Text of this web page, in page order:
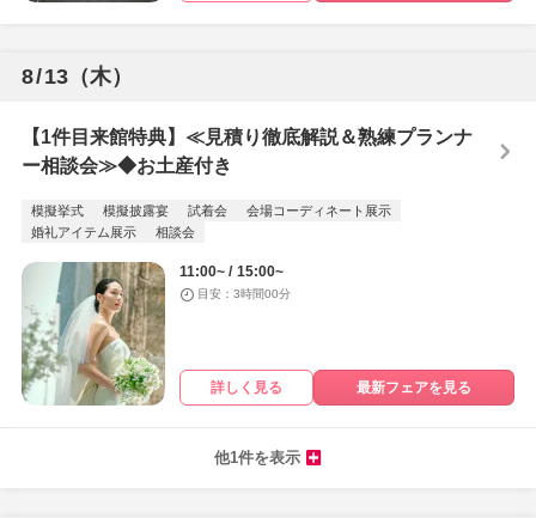
8/13 （木）
【1件目来館特典】≪見積り徹底解説＆熟練プランナ
ー相談会≫◆お土産付き
模擬挙式 模擬披露宴 試着会
会場コーディネート展示
婚礼アイテム展示
相談会
11:00~ 15:00~
目安：3時間00分
詳しく見る 最新フェアを見る
他1件を表示